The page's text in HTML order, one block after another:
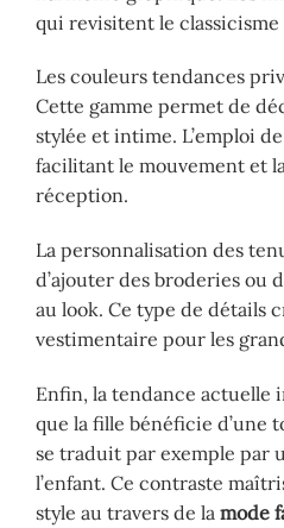
qui revisitent le classicisme
Les couleurs tendances
Cette gamme permet de
stylée et intime. L’emploi
facilitant le mouvement et
réception.
La personnalisation des
d’ajouter des broderies ou
au look. Ce type de détails
vestimentaire pour les
Enfin, la tendance actuelle
que la fille bénéficie d’une
se traduit par exemple par
l’enfant. Ce contraste
style au travers de la mode